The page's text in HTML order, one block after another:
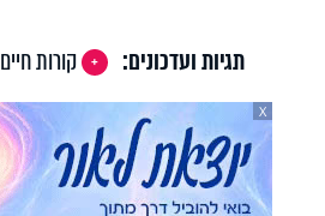
תגיות ועדכונים: קורות חיים
X